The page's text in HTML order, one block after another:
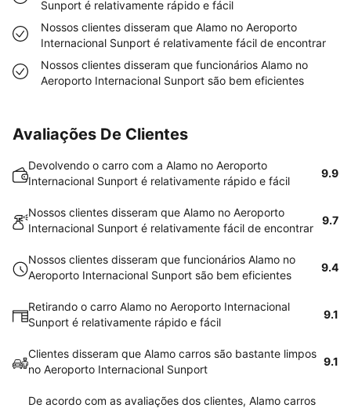
Sunport é relativamente rápido e fácil
Nossos clientes disseram que Alamo no Aeroporto
Internacional Sunport é relativamente fácil de encontrar
Nossos clientes disseram que funcionários Alamo no
Aeroporto Internacional Sunport são bem eficientes
Avaliações De Clientes
Devolvendo o carro com a Alamo no Aeroporto
Internacional Sunport é relativamente rápido e fácil
9.9
Nossos clientes disseram que Alamo no Aeroporto
Internacional Sunport é relativamente fácil de encontrar
9.7
Nossos clientes disseram que funcionários Alamo no
Aeroporto Internacional Sunport são bem eficientes
9.4
Retirando o carro Alamo no Aeroporto Internacional
Sunport é relativamente rápido e fácil
9.1
Clientes disseram que Alamo carros são bastante limpos
no Aeroporto Internacional Sunport
9.1
De acordo com as avaliações dos clientes, Alamo carros